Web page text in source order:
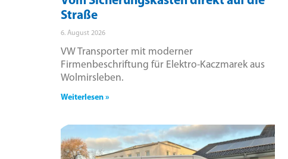
Straße
6. August 2026
VW Transporter mit moderner
Firmenbeschriftung für Elektro-Kaczmarek aus
Wolmirsleben.
Weiterlesen »